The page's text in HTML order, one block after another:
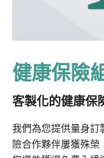
健康保險
客製化的健康保
我們為您提供量身訂
險合作夥伴屢獲殊榮